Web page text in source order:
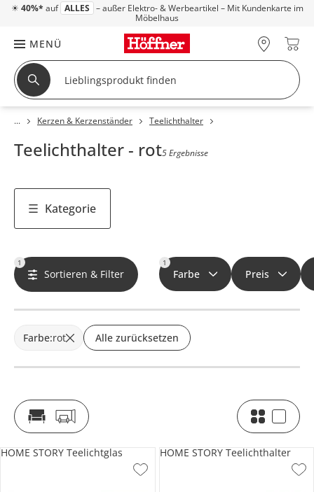
☀ 40%* auf ALLES – außer Elektro- & Werbeartikel – Mit Kundenkarte im
Möbelhaus
MENÜ
Kerzen & Kerzenständer Teelichthalter
Teelichthalter - rot5 Ergebnisse
Kategorie
1
Sortieren & Filter
1
Farbe Preis
Farbe:rot Alle zurücksetzen
HOME STORY Teelichtglas HOME STORY Teelichthalter